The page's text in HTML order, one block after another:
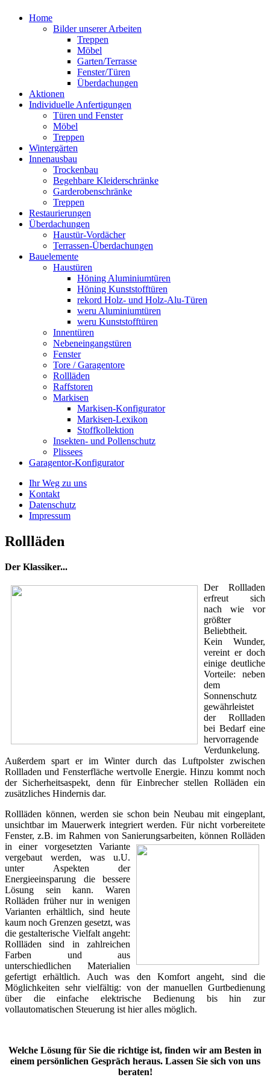
Home
Bilder unserer Arbeiten
Treppen
Möbel
Garten/Terrasse
Fenster/Türen
Überdachungen
Aktionen
Individuelle Anfertigungen
Türen und Fenster
Möbel
Treppen
Wintergärten
Innenausbau
Trockenbau
Begehbare Kleiderschränke
Garderobenschränke
Treppen
Restaurierungen
Überdachungen
Haustür-Vordächer
Terrassen-Überdachungen
Bauelemente
Haustüren
Höning Aluminiumtüren
Höning Kunststofftüren
rekord Holz- und Holz-Alu-Türen
weru Aluminiumtüren
weru Kunststofftüren
Innentüren
Nebeneingangstüren
Fenster
Tore / Garagentore
Rollläden
Raffstoren
Markisen
Markisen-Konfigurator
Markisen-Lexikon
Stoffkollektion
Insekten- und Pollenschutz
Plissees
Garagentor-Konfigurator
Ihr Weg zu uns
Kontakt
Datenschutz
Impressum
Rollläden
Der Klassiker...
Der Rollladen
erfreut sich
nach wie vor
größter
Beliebtheit.
Kein Wunder,
vereint er doch
einige deutliche
Vorteile: neben
dem
Sonnenschutz
gewährleistet
der Rollladen
bei Bedarf eine
hervorragende
Verdunkelung.
Außerdem spart er im Winter durch das Luftpolster zwischen
Rollladen und Fensterfläche wertvolle Energie. Hinzu kommt noch
der Sicherheitsaspekt, denn für Einbrecher stellen Rolläden ein
zusätzliches Hindernis dar.
Rollläden können, werden sie schon bein Neubau mit eingeplant,
unsichtbar im Mauerwerk integriert werden. Für nicht vorbereitete
Fenster, z.B. im Rahmen von Sanierungsarbeiten, können Rolläden
in einer vorgesetzten Variante
vergebaut werden, was u.U.
unter Aspekten der
Energieeinsparung die bessere
Lösung sein kann. Waren
Rolläden früher nur in wenigen
Varianten erhältlich, sind heute
kaum noch Grenzen gesetzt, was
die gestalterische Vielfalt angeht:
Rollläden sind in zahlreichen
Farben und aus
unterschiedlichen Materialien
gefertigt erhältlich. Auch was den Komfort angeht, sind die
Möglichkeiten sehr vielfältig: von der manuellen Gurtbedienung
über die einfache elektrische Bedienung bis hin zur
vollautomatischen Steuerung ist hier alles möglich.
Welche Lösung für Sie die richtige ist, finden wir am Besten in
einem persönlichen Gespräch heraus. Lassen Sie sich von uns
beraten!